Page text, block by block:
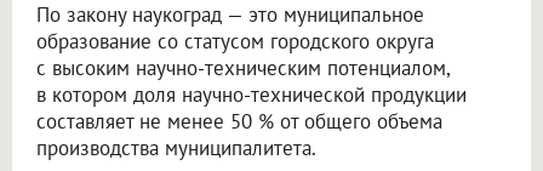
По закону наукоград — это муниципальное
образование со статусом городского округа
с высоким научно-техническим потенциалом,
в котором доля научно-технической продукции
составляет не менее 50 % от общего объема
производства муниципалитета.